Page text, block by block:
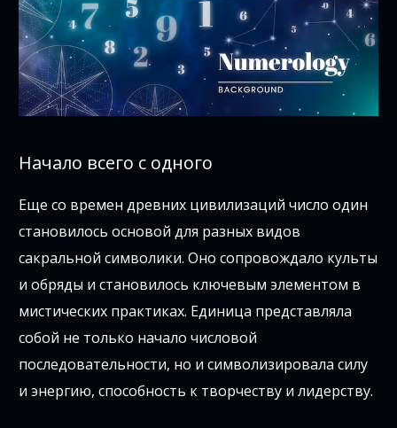
Начало всего с одного
Еще со времен древних цивилизаций число один
становилось основой для разных видов
сакральной символики. Оно сопровождало культы
и обряды и становилось ключевым элементом в
мистических практиках. Единица представляла
собой не только начало числовой
последовательности, но и символизировала силу
и энергию, способность к творчеству и лидерству.